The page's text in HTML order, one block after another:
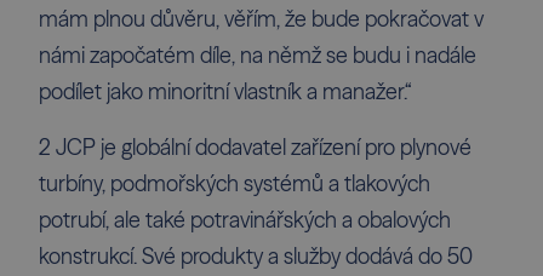
mám plnou důvěru, věřím, že bude pokračovat v
námi započatém díle, na němž se budu i nadále
podílet jako minoritní vlastník a manažer.“
2 JCP je globální dodavatel zařízení pro plynové
turbíny, podmořských systémů a tlakových
potrubí, ale také potravinářských a obalových
konstrukcí. Své produkty a služby dodává do 50